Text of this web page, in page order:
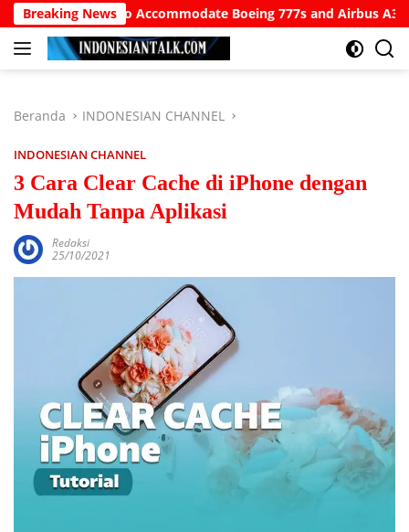
Langsung
ke
konten
Breaking News
to Accommodate Boeing 777s and Airbus A380s
Beranda INDONESIAN CHANNEL
INDONESIAN CHANNEL
3 Cara Clear Cache di iPhone dengan
Mudah Tanpa Aplikasi
Redaksi
25/10/2021